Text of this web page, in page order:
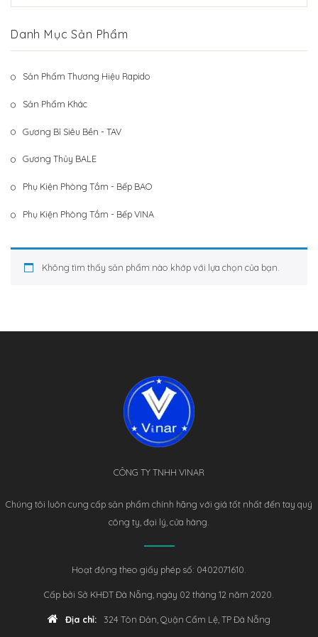
Phụ Kiện Phòng Tắm – Bếp VINA
Sản Phẩm Khác
Danh Mục Sản Phẩm
Sản Phẩm Thương Hiệu Rapido
Sản Phẩm Khác
Gương Bỉ Siêu Bền - TAV
Gương Thủy BALE
Phụ Kiện Phòng Tắm - Bếp BAO
Phụ Kiện Phòng Tắm - Bếp VINA
Không tìm thấy sản phẩm nào khớp với lựa chọn của bạn.
CÔNG TY TNHH VINAR
Chúng tôi luôn cung cấp sản phẩm chính hãng với giá tốt nhất đến tay quý
công ty, đại lý, cửa hàng.
Hoạt động theo giấy phép số: 0402071610.
Cấp bởi Sở KHĐT Đà Nẵng, ngày 02 tháng 12 năm 2020.
Địa chỉ: 324 Tôn Đản, Quận Cẩm Lệ, TP Đà Nẵng